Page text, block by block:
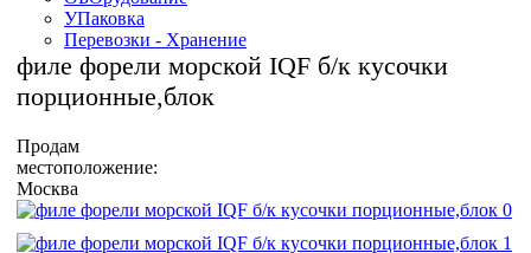
УПаковка
Перевозки - Хранение
филе форели морской IQF б/к кусочки
порционные,блок
Продам
местоположение:
Москва